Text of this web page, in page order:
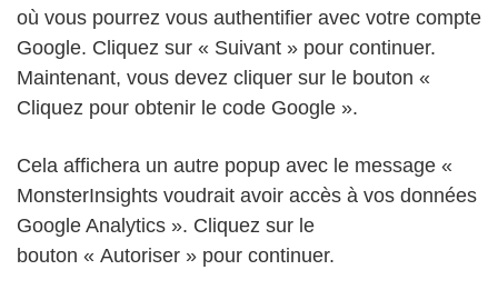
où vous pourrez vous authentifier avec votre compte
Google. Cliquez sur « Suivant » pour continuer.
Maintenant, vous devez cliquer sur le bouton «
Cliquez pour obtenir le code Google ».
Cela affichera un autre popup avec le message «
MonsterInsights voudrait avoir accès à vos données
Google Analytics ». Cliquez sur le
bouton « Autoriser » pour continuer.